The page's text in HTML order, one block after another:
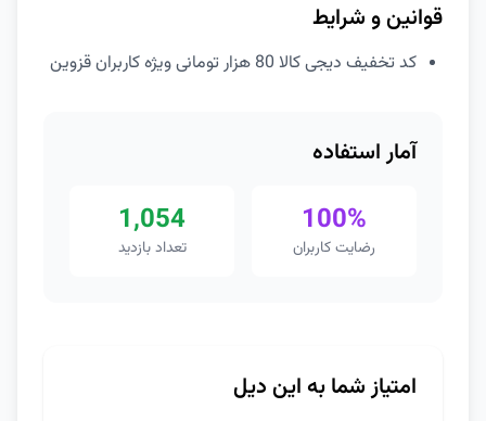
قوانین و شرایط
کد تخفیف دیجی کالا 80 هزار تومانی ویژه کاربران قزوین
آمار استفاده
100%
رضایت کاربران
1,054
تعداد بازدید
امتیاز شما به این دیل